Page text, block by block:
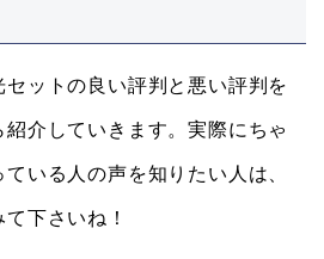
ットの良い評判と悪い評判を
介していきます。実際にちゃ
いる人の声を知りたい人は、
下さいね！